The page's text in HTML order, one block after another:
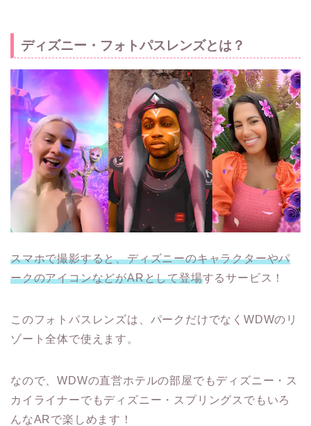
ディズニー・フォトパスレンズとは？
スマホで撮影すると、ディズニーのキャラクターやパ
ークのアイコンなどがARとして登場するサービス！
このフォトパスレンズは、パークだけでなくWDWのリ
ゾート全体で使えます。
なので、WDWの直営ホテルの部屋でもディズニー・ス
カイライナーでもディズニー・スプリングスでもいろ
んなARで楽しめます！